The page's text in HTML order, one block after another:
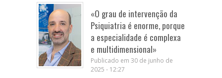
«O grau de intervenção da
Psiquiatria é enorme, porque
a especialidade é complexa
e multidimensional»
Publicado em 30 de junho de
2025 - 12:27